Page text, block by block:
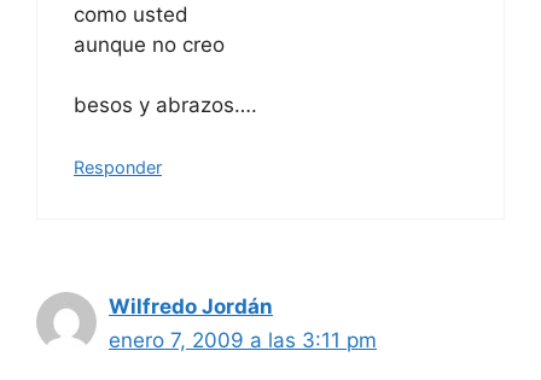
como usted
aunque no creo
besos y abrazos….
Responder
Wilfredo Jordán
enero 7, 2009 a las 3:11 pm